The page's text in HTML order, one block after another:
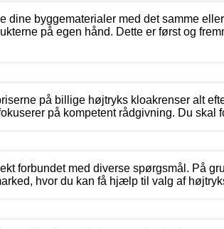
dine byggematerialer med det samme
på egen hånd. Dette er først og
på billige højtryks kloakrenser alt
på kompetent rådgivning. Du skal
forbundet med diverse spørgsmål. På
hvor du kan få hjælp til valg af